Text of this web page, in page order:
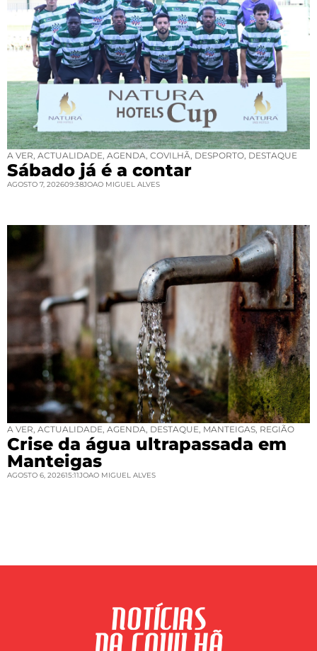
A VER, ACTUALIDADE, AGENDA, COVILHÃ, DESPORTO, DESTAQUE
Sábado já é a contar
AGOSTO 7, 202609:38JOAO MIGUEL ALVES
A VER, ACTUALIDADE, AGENDA, DESTAQUE, MANTEIGAS, REGIÃO
Crise da água ultrapassada em
Manteigas
AGOSTO 6, 202615:11JOAO MIGUEL ALVES